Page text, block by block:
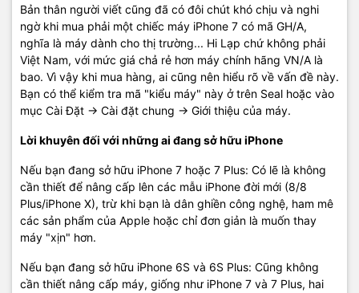
Bản thân người viết cũng đã có đôi chút khó chịu và nghi
ngờ khi mua phải một chiếc máy iPhone 7 có mã GH/A,
nghĩa là máy dành cho thị trường... Hi Lạp chứ không phải
Việt Nam, với mức giá chả rẻ hơn máy chính hãng VN/A là
bao. Vì vậy khi mua hàng, ai cũng nên hiểu rõ về vấn đề này.
Bạn có thể kiểm tra mã "kiểu máy" này ở trên Seal hoặc vào
mục Cài Đặt -> Cài đặt chung -> Giới thiệu của máy.
Lời khuyên đối với những ai đang sở hữu iPhone
Nếu bạn đang sở hữu iPhone 7 hoặc 7 Plus: Có lẽ là không
cần thiết để nâng cấp lên các mẫu iPhone đời mới (8/8
Plus/iPhone X), trừ khi bạn là dân ghiền công nghệ, ham mê
các sản phẩm của Apple hoặc chỉ đơn giản là muốn thay
máy "xịn" hơn.
Nếu bạn đang sở hữu iPhone 6S và 6S Plus: Cũng không
cần thiết nâng cấp máy, giống như iPhone 7 và 7 Plus, hai